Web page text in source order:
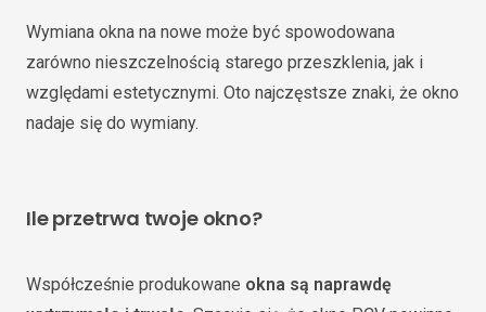
Wymiana okna na nowe może być spowodowana
zarówno nieszczelnością starego przeszklenia, jak i
względami estetycznymi. Oto najczęstsze znaki, że okno
nadaje się do wymiany.
Ile przetrwa twoje okno?
Współcześnie produkowane okna są naprawdę